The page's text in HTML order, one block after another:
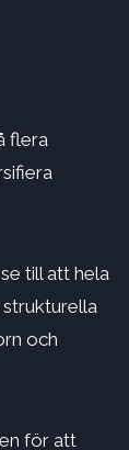
flera
till att hela
och
för att